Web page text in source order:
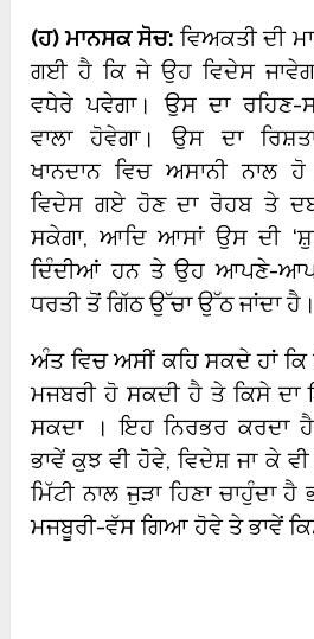
(ਹ) ਮਾਨਸਕ ਸੋਚ: ਵਿਅਕਤੀ ਦੀ
ਗਈ ਹੈ ਕਿ ਜੇ ਉਹ ਵਿਦੇਸ
ਵਧੇਰੇ ਪਵੇਗਾ। ਉਸ ਦਾ ਰਹਿਣ-
ਵਾਲਾ ਹੋਵੇਗਾ। ਉਸ ਦਾ
ਖਾਨਦਾਨ ਵਿਚ ਅਸਾਨੀ
ਵਿਦੇਸ ਗਏ ਹੋਣ ਦਾ ਰੋਹਬ ਤੇ
ਸਕੇਗਾ, ਆਦਿ ਆਸਾਂ ਉਸ ਦੀ
ਦਿੰਦੀਆਂ ਹਨ ਤੇ ਉਹ ਆਪਣੇ-ਆਪ
ਧਰਤੀ ਤੋਂ ਗਿੱਠ ਉੱਚਾ ਉੱਠ ਜਾਂਦਾ ਹੈ।
ਅੰਤ ਵਿਚ ਅਸੀਂ ਕਹਿ ਸਕਦੇ ਹਾਂ ਕਿ
ਮਜਬਰੀ ਹੋ ਸਕਦੀ ਹੈ ਤੇ ਕਿਸੇ ਦਾ
ਸਕਦਾ । ਇਹ ਨਿਰਭਰ ਕਰਦਾ
ਭਾਵੇਂ ਕੁਝ ਵੀ ਹੋਵੇ, ਵਿਦੇਸ਼ ਜਾ ਕੇ
ਮਿੱਟੀ ਨਾਲ ਜੁੜਾ ਹਿਣਾ ਚਾਹੁੰਦਾ
ਮਜਬੂਰੀ-ਵੱਸ ਗਿਆ ਹੋਵੇ ਤੇ ਭਾਵੇਂ